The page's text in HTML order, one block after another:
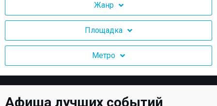
Жанр
Площадка
Метро
Афиша лучших событий